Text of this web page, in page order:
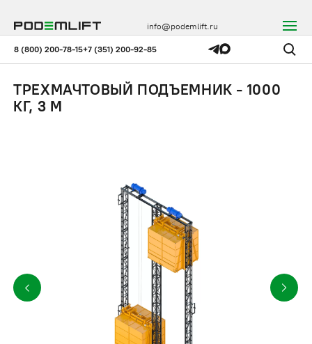
8 (800) 200-78-15+7 (351) 200-92-85
info@podemlift.ru
ТРЕХМАЧТОВЫЙ ПОДЪЕМНИК - 1000
КГ, 3 М